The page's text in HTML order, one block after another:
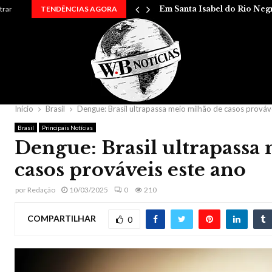
TENDÊNCIAS AGORA Em Santa Isabel do Rio
Início Brasil Dengue: Brasil ultrapassa meio milhão de casos
Brasil Principais Notícias
Dengue: Brasil ultrapassa
casos prováveis este ano
por Redação 10/03/2025 0 210
COMPARTILHAR 0